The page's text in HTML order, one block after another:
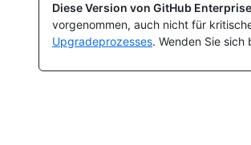
Diese Version von GitHub
vorgenommen, auch nicht für
Upgradeprozesses. Wenden Sie